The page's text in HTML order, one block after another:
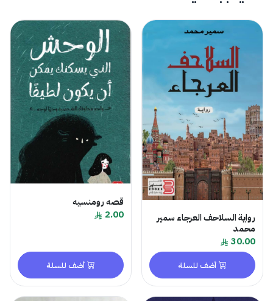
رواية السلاحف العرجاء سمير
محمد
30.00
أضف للسلة
قصه رومنسيه
2.00
أضف للسلة